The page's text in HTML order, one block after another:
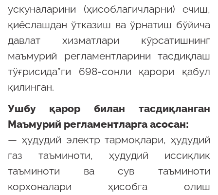
ускуналарини (ҳисоблагичларни) ечиш,
қиёслашдан ўтказиш ва ўрнатиш бўйича
давлат хизматлари кўрсатишнинг
маъмурий регламентларини тасдиқлаш
тўғрисида”ги 698-сонли қарори қабул
қилинган.
Ушбу қарор билан тасдиқланган
Маъмурий регламентларга асосан:
— ҳудудий электр тармоқлари, ҳудудий
газ таъминоти, ҳудудий иссиқлик
таъминоти ва сув таъминоти
корхоналари ҳисобга олиш